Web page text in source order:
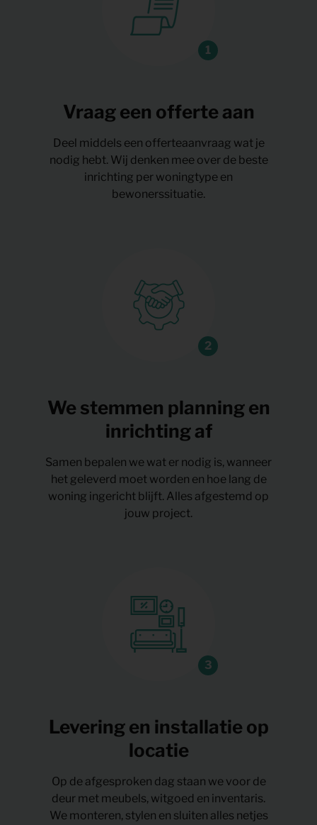
Vraag een offerte aan
Deel middels een offerteaanvraag wat je
nodig hebt. Wij denken mee over de beste
inrichting per woningtype en
bewonerssituatie.
We stemmen planning en
inrichting af
Samen bepalen we wat er nodig is, wanneer
het geleverd moet worden en hoe lang de
woning ingericht blijft. Alles afgestemd op
jouw project.
Levering en installatie op
locatie
Op de afgesproken dag staan we voor de
deur met meubels, witgoed en inventaris.
We monteren, stylen en sluiten alles netjes